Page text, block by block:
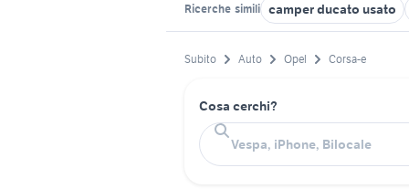
Ricerche simili camper ducato usato
Subito Auto Opel Corsa-e
Cosa cerchi?